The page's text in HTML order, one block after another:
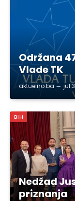
Održana
Vlade TK
aktuelno.ba jul
BIH
Nedžad
priznanja